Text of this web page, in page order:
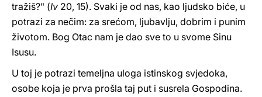
tražiš?" (Iv 20, 15). Svaki je od nas, kao ljudsko biće, u
potrazi za nečim: za srećom, ljubavlju, dobrim i punim
životom. Bog Otac nam je dao sve to u svome Sinu
Isusu.
U toj je potrazi temeljna uloga istinskog svjedoka,
osobe koja je prva prošla taj put i susrela Gospodina.